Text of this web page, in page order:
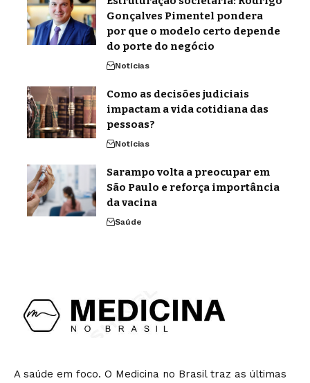
Gonçalves Pimentel pondera
por que o modelo certo depende
do porte do negócio
Notícias
Como as decisões judiciais
impactam a vida cotidiana das
pessoas?
Notícias
Sarampo volta a preocupar em
São Paulo e reforça importância
da vacina
Saúde
A saúde em foco. O Medicina no Brasil traz as últimas